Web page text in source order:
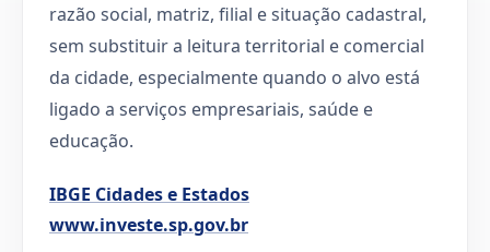
razão social, matriz, filial e situação cadastral,
sem substituir a leitura territorial e comercial
da cidade, especialmente quando o alvo está
ligado a serviços empresariais, saúde e
educação.
IBGE Cidades e Estados
www.investe.sp.gov.br